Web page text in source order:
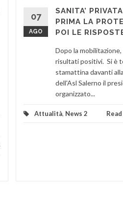
07
AGO
SANITA’
PRIMA LA
POI LE
Dopo la mobilitazione,
risultati positivi. Si è
stamattina davanti
dell'Asl Salerno il
organizzato...
Attualità, News 2